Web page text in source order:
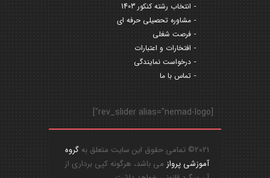
انتخاب رشته کنکور 1403
مشاوره تحصیلی حرفه ای
فرصت شغلی
افتخارات و اعتبارات
درخواست نمایندگی
تماس با ما
[rev_slider alias="nemad-logo"]
2021© تمامی حقوق این سایت متعلق به
گروه
آموزشی پروازمی باشد، هرگونه کپی برداری از